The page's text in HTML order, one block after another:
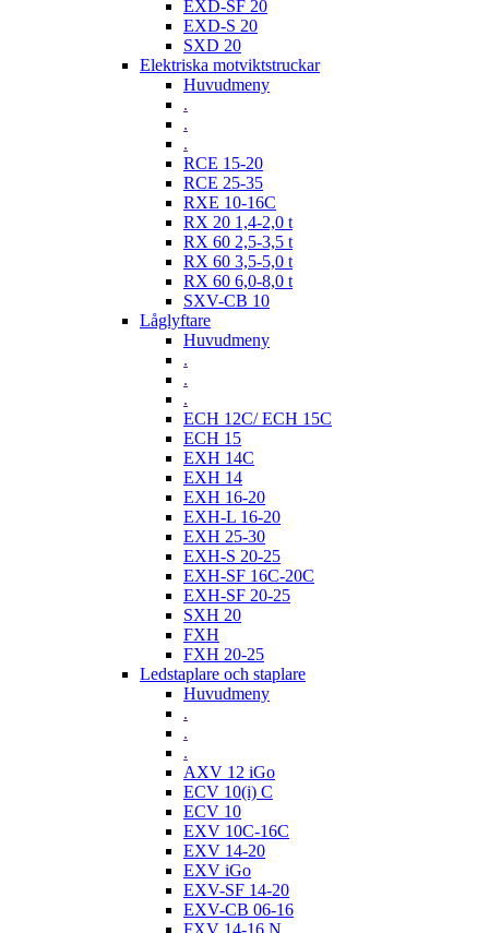
EXD-SF 20
EXD-S 20
SXD 20
Elektriska motviktstruckar
Huvudmeny
.
.
.
RCE 15-20
RCE 25-35
RXE 10-16C
RX 20 1,4-2,0 t
RX 60 2,5-3,5 t
RX 60 3,5-5,0 t
RX 60 6,0-8,0 t
SXV-CB 10
Låglyftare
Huvudmeny
.
.
.
ECH 12C/ ECH 15C
ECH 15
EXH 14C
EXH 14
EXH 16-20
EXH-L 16-20
EXH 25-30
EXH-S 20-25
EXH-SF 16C-20C
EXH-SF 20-25
SXH 20
FXH
FXH 20-25
Ledstaplare och staplare
Huvudmeny
.
.
.
AXV 12 iGo
ECV 10(i) C
ECV 10
EXV 10C-16C
EXV 14-20
EXV iGo
EXV-SF 14-20
EXV-CB 06-16
FXV 14-16 N